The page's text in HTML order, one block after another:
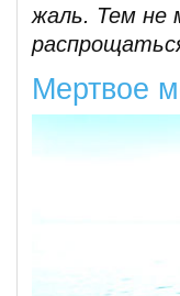
жаль. Тем не
Мертвое